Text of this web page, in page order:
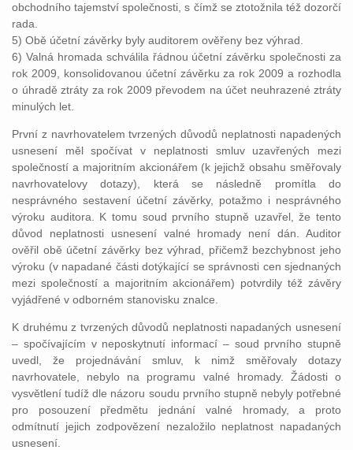
obchodního tajemství společnosti, s čímž se ztotožnila též dozorčí
rada.
5) Obě účetní závěrky byly auditorem ověřeny bez výhrad.
6) Valná hromada schválila řádnou účetní závěrku společnosti za
rok 2009, konsolidovanou účetní závěrku za rok 2009 a rozhodla
o úhradě ztráty za rok 2009 převodem na účet neuhrazené ztráty
minulých let.
První z navrhovatelem tvrzených důvodů neplatnosti napadených
usnesení měl spočívat v neplatnosti smluv uzavřených mezi
společností a majoritním akcionářem (k jejichž obsahu směřovaly
navrhovatelovy dotazy), která se následně promítla do
nesprávného sestavení účetní závěrky, potažmo i nesprávného
výroku auditora. K tomu soud prvního stupně uzavřel, že tento
důvod neplatnosti usnesení valné hromady není dán. Auditor
ověřil obě účetní závěrky bez výhrad, přičemž bezchybnost jeho
výroku (v napadané části dotýkající se správnosti cen sjednaných
mezi společností a majoritním akcionářem) potvrdily též závěry
vyjádřené v odborném stanovisku znalce.
K druhému z tvrzených důvodů neplatnosti napadaných usnesení
– spočívajícím v neposkytnutí informací – soud prvního stupně
uvedl, že projednávání smluv, k nimž směřovaly dotazy
navrhovatele, nebylo na programu valné hromady. Žádosti o
vysvětlení tudíž dle názoru soudu prvního stupně nebyly potřebné
pro posouzení předmětu jednání valné hromady, a proto
odmítnutí jejich zodpovězení nezaložilo neplatnost napadaných
usnesení.